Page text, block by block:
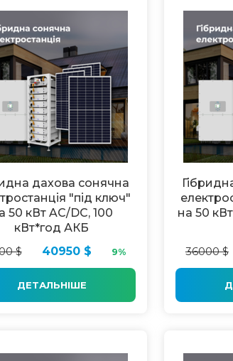
дахова сонячна
"під ключ"
50 кВт AC/DC, 100
кВт*год АКБ
$
40950 $ 9%
ДЕТАЛЬНІШЕ
на 50
36000 $